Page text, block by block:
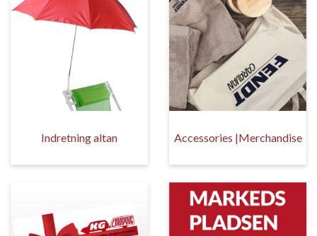
Indretning altan Accessories |Merchandise